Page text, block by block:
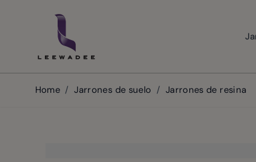
Home / Jarrones de suelo / Jarrones de resina